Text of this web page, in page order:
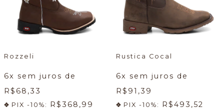
Rozzeli
6x sem juros de
R$68,33
PIX -10%: R$368,99
Rustica Cocal
6x sem juros de
R$91,39
PIX -10%: R$493,52